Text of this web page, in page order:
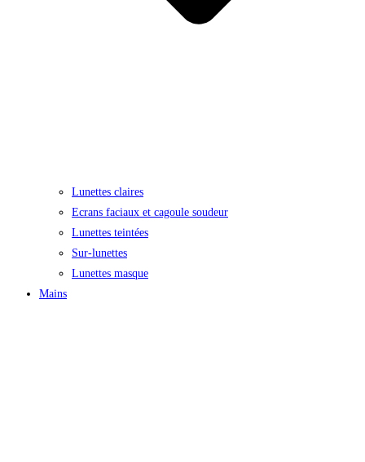
Lunettes claires
Ecrans faciaux et cagoule soudeur
Lunettes teintées
Sur-lunettes
Lunettes masque
Mains